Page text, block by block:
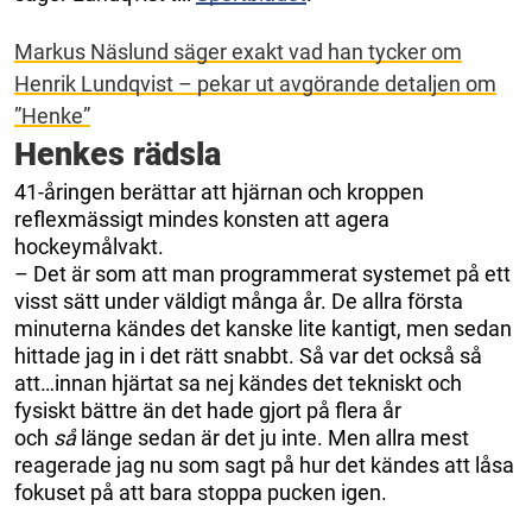
Markus Näslund säger exakt vad han tycker om
Henrik Lundqvist – pekar ut avgörande detaljen om
”Henke”
Henkes rädsla
41-åringen berättar att hjärnan och kroppen
reflexmässigt mindes konsten att agera
hockeymålvakt.
– Det är som att man programmerat systemet på ett
visst sätt under väldigt många år. De allra första
minuterna kändes det kanske lite kantigt, men sedan
hittade jag in i det rätt snabbt. Så var det också så
att…innan hjärtat sa nej kändes det tekniskt och
fysiskt bättre än det hade gjort på flera år
och sålänge sedan är det ju inte. Men allra mest
reagerade jag nu som sagt på hur det kändes att låsa
fokuset på att bara stoppa pucken igen.